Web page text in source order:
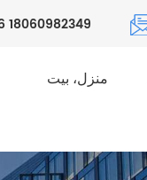
18060982349
منزل، بيت